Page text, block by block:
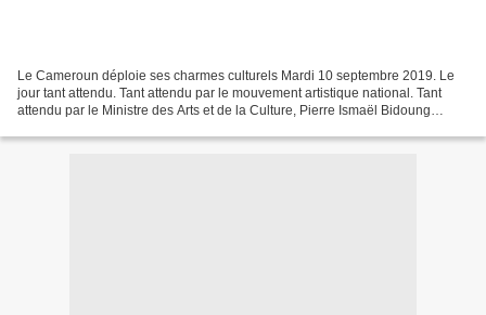
Le Cameroun déploie ses charmes culturels Mardi 10 septembre 2019. Le
jour tant attendu. Tant attendu par le mouvement artistique national. Tant
attendu par le Ministre des Arts et de la Culture, Pierre Ismaël Bidoung